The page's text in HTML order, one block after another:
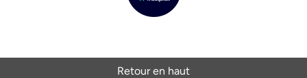
Retour en haut